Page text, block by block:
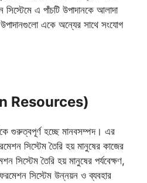
এ পাঁচটি উপাদানকে আলাদা
একে অন্যের সাথে সংযোগ
Resources)
গুরুত্বপূর্ণ হচ্ছে মানবসম্পদ। এর
সিস্টেম তৈরি হয় মানুষের কাজের
তৈরি হয় মানুষের পর্যবেক্ষণ,
সিস্টেম উন্নয়ন ও ব্যবহার